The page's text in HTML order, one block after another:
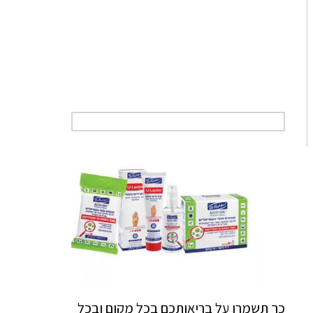
כך תשמרו על בריאותכם בכל מקום ובכל